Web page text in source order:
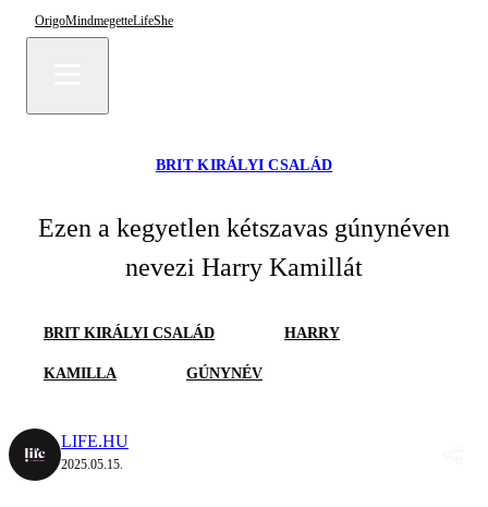
OrigoMindmegetteLifeShe
BRIT KIRÁLYI CSALÁD
Ezen a kegyetlen kétszavas gúnynéven
nevezi Harry Kamillát
BRIT KIRÁLYI CSALÁD HARRY
KAMILLA GÚNYNÉV
LIFE.HU
2025.05.15.